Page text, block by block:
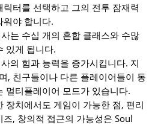
터를 선택하고 그의 전투 잠재력
워야 합니다.
는 수십 개의 혼합 클래스와 수많
있게 됩니다.
의 힘과 능력을 증가시킵니다. 지
, 친구들이나 다른 플레이어들이 동
멀티플레이어 모드가 있습니다.
장치에서도 게임이 가능한 점, 편리
, 창의적 접근의 가능성은 Soul